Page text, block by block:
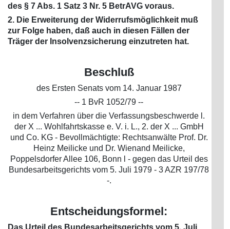
des § 7 Abs. 1 Satz 3 Nr. 5 BetrAVG voraus.
2. Die Erweiterung der Widerrufsmöglichkeit muß
zur Folge haben, daß auch in diesen Fällen der
Träger der Insolvenzsicherung einzutreten hat.
Beschluß
des Ersten Senats vom 14. Januar 1987
-- 1 BvR 1052/79 --
in dem Verfahren über die Verfassungsbeschwerde l.
der X ... Wohlfahrtskasse e. V. i. L., 2. der X ... GmbH
und Co. KG - Bevollmächtigte: Rechtsanwälte Prof. Dr.
Heinz Meilicke und Dr. Wienand Meilicke,
Poppelsdorfer Allee 106, Bonn l - gegen das Urteil des
Bundesarbeitsgerichts vom 5. Juli 1979 - 3 AZR 197/78
-.
Entscheidungsformel:
Das Urteil des Bundesarbeitsgerichts vom 5. Juli